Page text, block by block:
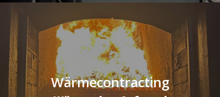
Wärmecontracting